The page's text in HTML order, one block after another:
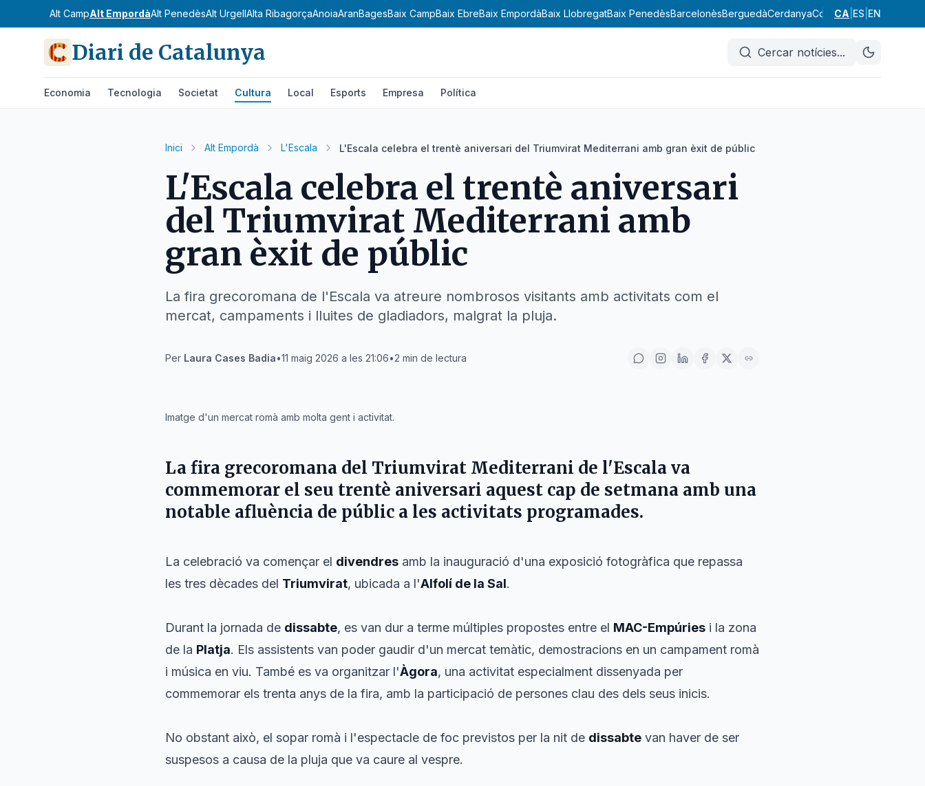
Alt CampAlt EmpordàAlt PenedèsAlt UrgellAlta RibagorçaAnoiaAranBagesBaix CampBaix EbreBaix EmpordàBaix LlobregatBaix PenedèsBarcelonèsBerguedàCerdanyaConca de Barberà
CA ES EN
Diari de Catalunya Cercar notícies...
Economia Tecnologia Societat Cultura Local Esports Empresa Política
Inici Alt Empordà L'Escala L'Escala celebra el trentè aniversari del Triumvirat Mediterrani amb gran èxit de públic
L'Escala celebra el trentè aniversari
del Triumvirat Mediterrani amb
gran èxit de públic
La fira grecoromana de l'Escala va atreure nombrosos visitants amb activitats com el
mercat, campaments i lluites de gladiadors, malgrat la pluja.
Per Laura Cases Badia•11 maig 2026 a les 21:06•2 min de lectura
Imatge d'un mercat romà amb molta gent i activitat.
La fira grecoromana del Triumvirat Mediterrani de l'Escalava
commemorar el seu trentè aniversari aquest cap de setmana amb una
notable afluència de públic a les activitats programades.
La celebració va començar el divendres amb la inauguració d'una exposició fotogràfica que repassa
les tres dècades del Triumvirat, ubicada a l'Alfolí de la Sal.
Durant la jornada de dissabte, es van dur a terme múltiples propostes entre el MAC-Empúries i la zona
de la Platja. Els assistents van poder gaudir d'un mercat temàtic, demostracions en un campament romà
i música en viu. També es va organitzar l'Àgora, una activitat especialment dissenyada per
commemorar els trenta anys de la fira, amb la participació de persones clau des dels seus inicis.
No obstant això, el sopar romà i l'espectacle de foc previstos per la nit de dissabte van haver de ser
suspesos a causa de la pluja que va caure al vespre.